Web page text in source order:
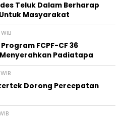
Teluk Dalam Berharap
Masyarakat
FCPF-CF 36
Padiatapa
Dorong Percepatan